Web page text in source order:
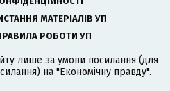
МАТЕРІАЛІВ УП
РОБОТИ УП
лише за умови посилання (для
на "Економічну правду".